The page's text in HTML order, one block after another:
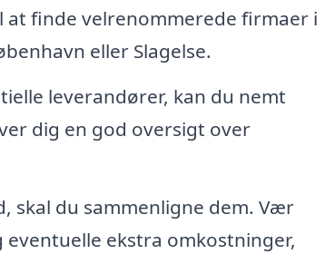
finde velrenommerede firmaer i
eller Slagelse.
leverandører, kan du nemt
dig en god oversigt over
skal du sammenligne dem. Vær
ekstra omkostninger,